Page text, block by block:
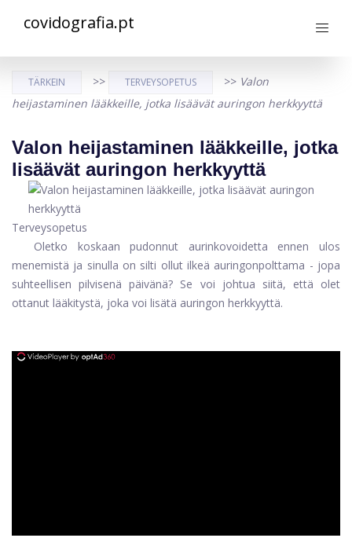
covidografia.pt
TÄRKEIN >> TERVEYSOPETUS >> Valon
heijastaminen lääkkeille, jotka lisäävät auringon herkkyyttä
Valon heijastaminen lääkkeille, jotka
lisäävät auringon herkkyyttä
Terveysopetus
Oletko koskaan pudonnut aurinkovoidetta ennen ulos
menemistä ja sinulla on silti ollut ilkeä auringonpolttama - jopa
suhteellisen pilvisenä päivänä? Se voi johtua siitä, että olet
ottanut lääkitystä, joka voi lisätä auringon herkkyyttä.